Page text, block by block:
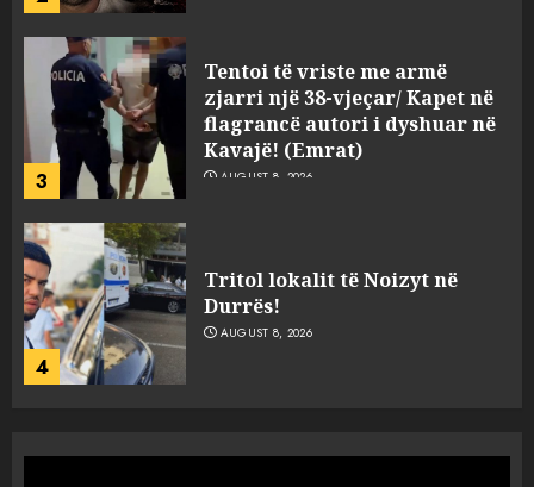
3
Tentoi të vriste me armë
zjarri një 38-vjeçar/ Kapet në
flagrancë autori i dyshuar në
Kavajë! (Emrat)
AUGUST 8, 2026
4
Tritol lokalit të Noizyt në
Durrës!
AUGUST 8, 2026